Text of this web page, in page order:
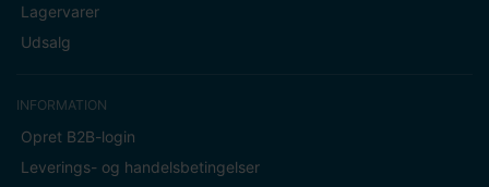
Lagervarer
Udsalg
INFORMATION
Opret B2B-login
Leverings- og handelsbetingelser